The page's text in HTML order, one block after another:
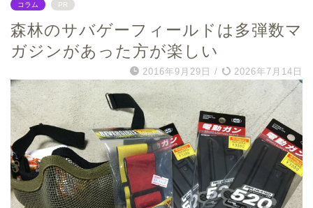
コラム PR
森林のサバゲーフィールドは多弾数マ
ガジンがあった方が楽しい
2016年9月29日 / 2026年7月14日